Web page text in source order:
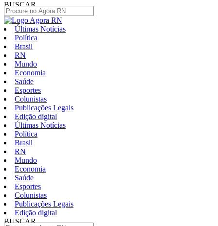
BUSCAR
Últimas Notícias
Política
Brasil
RN
Mundo
Economia
Saúde
Esportes
Colunistas
Publicações Legais
Edição digital
Últimas Notícias
Política
Brasil
RN
Mundo
Economia
Saúde
Esportes
Colunistas
Publicações Legais
Edição digital
BUSCAR